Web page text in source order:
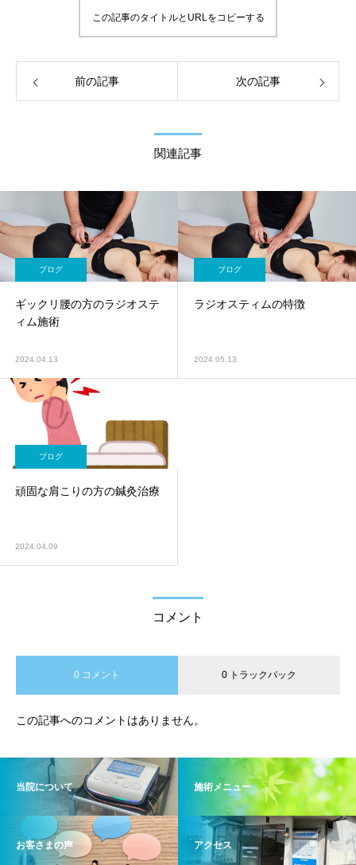
この記事のタイトルとURLをコピーする
前の記事 次の記事
関連記事
ブログ
ギックリ腰の方のラジオステ
ィム施術
2024.04.13
ブログ
ラジオスティムの特徴
2024.05.13
ブログ
頑固な肩こりの方の鍼灸治療
2024.04.09
コメント
0 コメント 0 トラックバック
この記事へのコメントはありません。
当院について 施術メニュー
お客さまの声 アクセス